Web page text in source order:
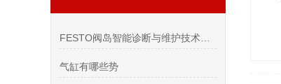
气缸有哪些势